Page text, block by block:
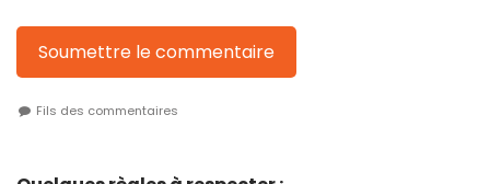
Soumettre le commentaire
Fils des commentaires